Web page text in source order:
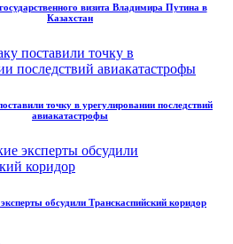
визита Владимира Путина в
Казахстан
точку в урегулировании последствий
авиакатастрофы
обсудили Транскаспийский коридор